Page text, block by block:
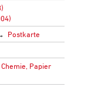
Postkarte
Papier